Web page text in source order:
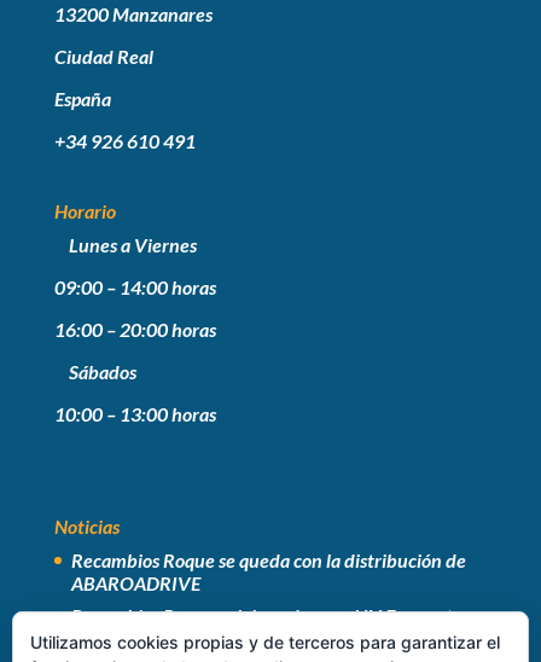
13200 Manzanares
Ciudad Real
España
+34 926 610 491
Horario
Lunes a Viernes
09:00 – 14:00 horas
16:00 – 20:00 horas
Sábados
10:00 – 13:00 horas
Noticias
Recambios Roque se queda con la distribución de
ABAROADRIVE
Recambios Roque colaborador en el IV Encuentro
Industrial B2B de ITECAM
Utilizamos cookies propias y de terceros para garantizar el